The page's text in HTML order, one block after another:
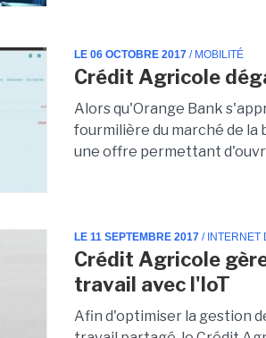
LE 06 OCTOBRE 2017 / MOBILITÉ
Crédit Agricole
Alors qu'Orange Bank
fourmilière du marché de la
une offre permettant
LE 11 SEPTEMBRE 2017 / INTERNET
Crédit Agricole
travail avec l'IoT
Afin d'optimiser la gestion